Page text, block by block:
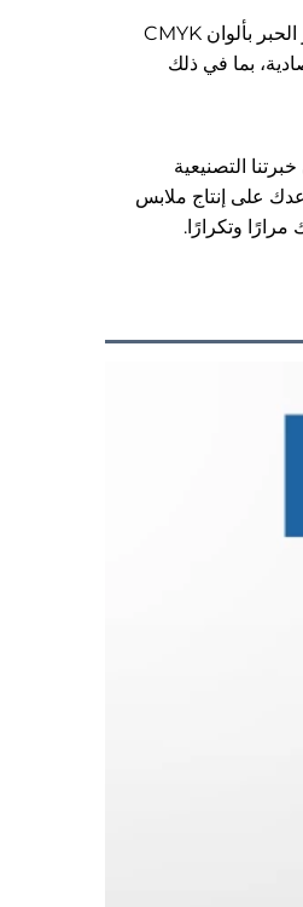
يتيح هيكل التسعير في منفذ المصنع لدينا مزايا تكلفة كبيرة للشركات بجميع أحجامها، بدءًا من ورش الطباعة الصغيرة وصولاً إلى مصانع الملابس الكبيرة. وتتوفر الحبر بألوان CMYK
بما في ذلك
التصنيعية
على إنتاج ملابس
وتكرارًا.